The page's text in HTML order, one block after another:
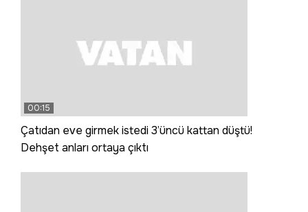
00:15
Çatıdan eve girmek istedi 3’üncü kattan düştü!
Dehşet anları ortaya çıktı